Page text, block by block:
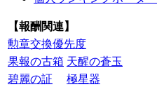
【報酬関連】
勲章交換優先度
果報の古箱 天醒の蒼玉
碧麗の証
極星器